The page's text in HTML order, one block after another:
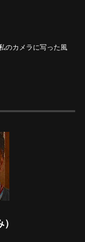
のカメラに写った風